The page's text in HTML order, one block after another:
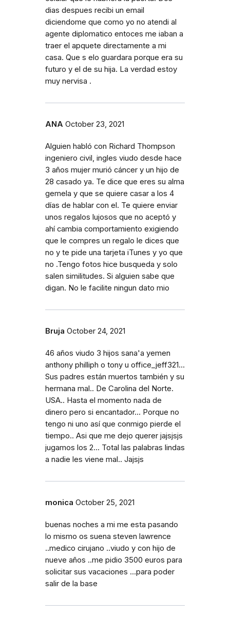
dias despues recibi un email
diciendome que como yo no atendi al
agente diplomatico entoces me iaban a
traer el apquete directamente a mi
casa. Que s elo guardara porque era su
futuro y el de su hija. La verdad estoy
muy nervisa .
ANA October 23, 2021
Alguien habló con Richard Thompson
ingeniero civil, ingles viudo desde hace
3 años mujer murió cáncer y un hijo de
28 casado ya. Te dice que eres su alma
gemela y que se quiere casar a los 4
días de hablar con el. Te quiere enviar
unos regalos lujosos que no aceptó y
ahí cambia comportamiento exigiendo
que le compres un regalo le dices que
no y te pide una tarjeta iTunes y yo que
no .Tengo fotos hice busqueda y solo
salen similitudes. Si alguien sabe que
digan. No le facilite ningun dato mio
Bruja October 24, 2021
46 años viudo 3 hijos sana'a yemen
anthony philliph o tony u office_jeff321...
Sus padres están muertos también y su
hermana mal.. De Carolina del Norte.
USA.. Hasta el momento nada de
dinero pero si encantador... Porque no
tengo ni uno así que conmigo pierde el
tiempo.. Asi que me dejo querer jajsjsjs
jugamos los 2... Total las palabras lindas
a nadie les viene mal.. Jajsjs
monica October 25, 2021
buenas noches a mi me esta pasando
lo mismo os suena steven lawrence
..medico cirujano ..viudo y con hijo de
nueve años ..me pidio 3500 euros para
solicitar sus vacaciones ...para poder
salir de la base